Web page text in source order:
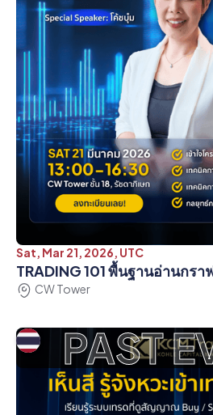
Sat, Mar 21, 2026, UTC
TRADING 101 พื้นฐานอ่านกรา
CW Tower
PAST